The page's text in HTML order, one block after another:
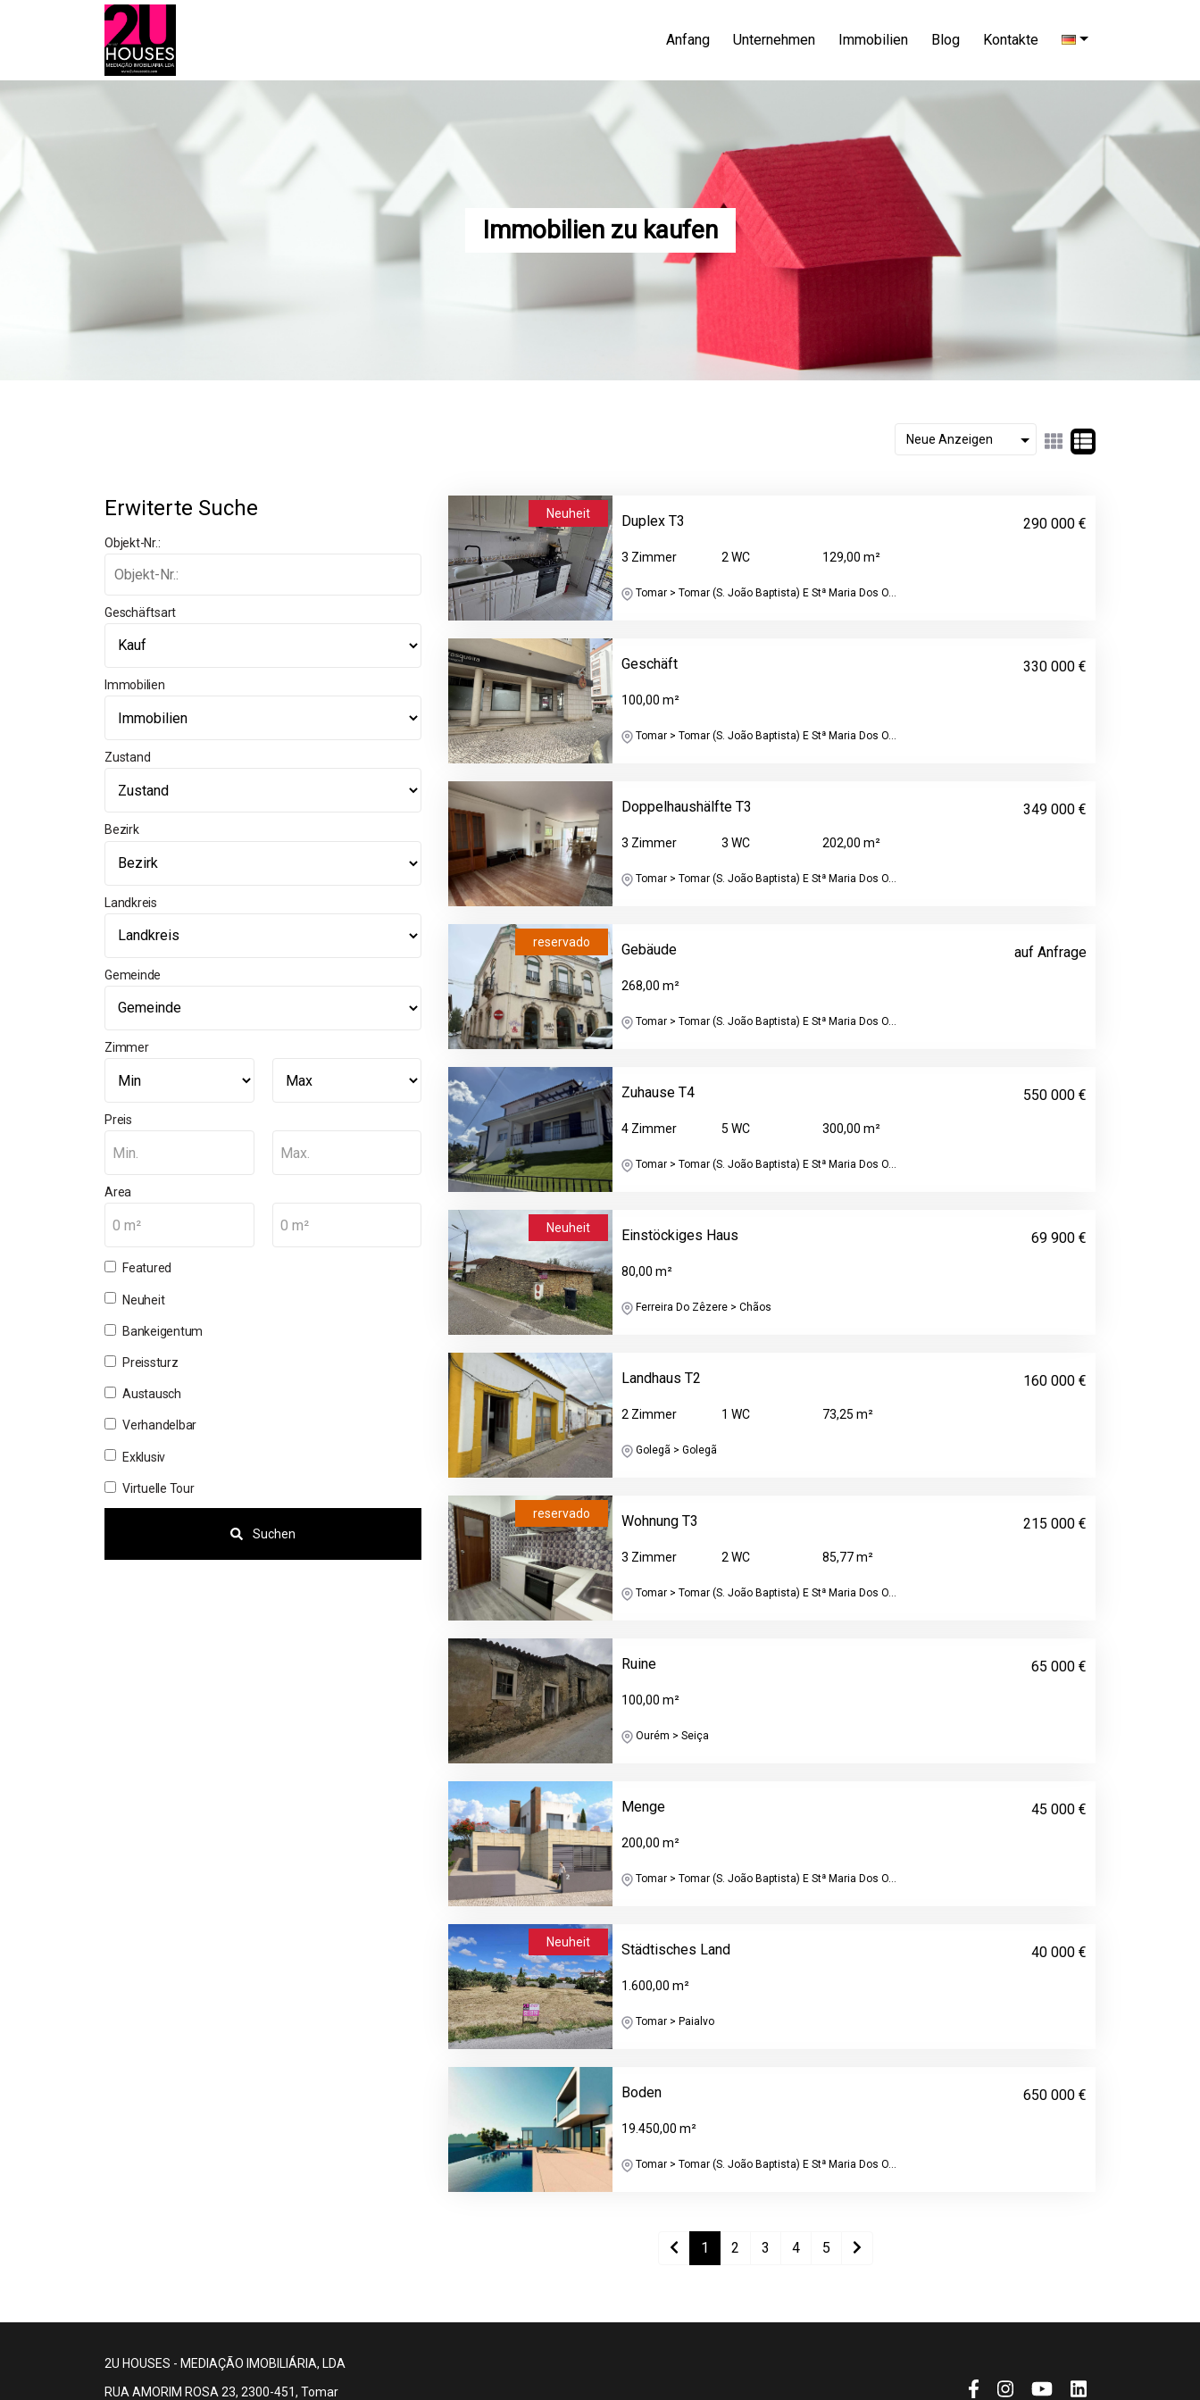
Anfang Unternehmen Immobilien Blog Kontakte
Immobilien zu kaufen
Erwiterte Suche
Objekt-Nr.:
Geschäftsart
Immobilien
Zustand
Bezirk
Landkreis
Gemeinde
Zimmer
Preis
Min. Max.
Area
0 m² 0 m²
Featured
Neuheit
Bankeigentum
Preissturz
Austausch
Verhandelbar
Exklusiv
Virtuelle Tour
Suchen
Neuheit Duplex T3 290 000 €
3 Zimmer 2 WC 129,00 m²
Tomar > Tomar (S. João Baptista) E Stª Maria Dos O...
Geschäft 330 000 €
100,00 m²
Tomar > Tomar (S. João Baptista) E Stª Maria Dos O...
Doppelhaushälfte T3 349 000 €
3 Zimmer 3 WC 202,00 m²
Tomar > Tomar (S. João Baptista) E Stª Maria Dos O...
reservado Gebäude auf Anfrage
268,00 m²
Tomar > Tomar (S. João Baptista) E Stª Maria Dos O...
Zuhause T4 550 000 €
4 Zimmer 5 WC 300,00 m²
Tomar > Tomar (S. João Baptista) E Stª Maria Dos O...
Neuheit Einstöckiges Haus 69 900 €
80,00 m²
Ferreira Do Zêzere > Chãos
Landhaus T2 160 000 €
2 Zimmer 1 WC 73,25 m²
Golegã > Golegã
reservado Wohnung T3 215 000 €
3 Zimmer 2 WC 85,77 m²
Tomar > Tomar (S. João Baptista) E Stª Maria Dos O...
Ruine 65 000 €
100,00 m²
Ourém > Seiça
Menge 45 000 €
200,00 m²
Tomar > Tomar (S. João Baptista) E Stª Maria Dos O...
Neuheit Städtisches Land 40 000 €
1.600,00 m²
Tomar > Paialvo
Boden 650 000 €
19.450,00 m²
Tomar > Tomar (S. João Baptista) E Stª Maria Dos O...
1 2 3 4 5
2U HOUSES - MEDIAÇÃO IMOBILIÁRIA, LDA
RUA AMORIM ROSA 23, 2300-451, Tomar